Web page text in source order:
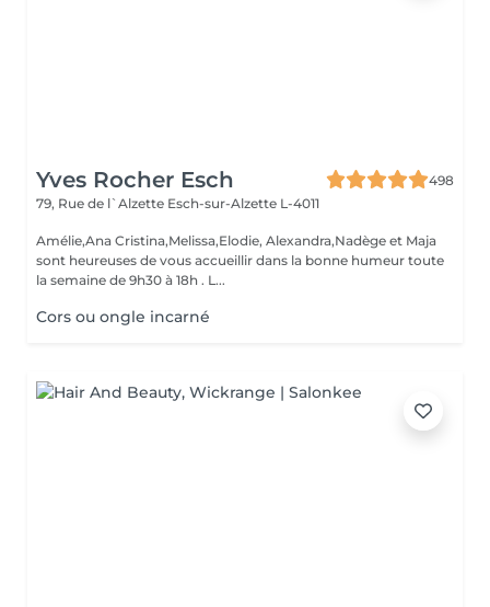
Yves Rocher Esch
498
79, Rue de l`Alzette Esch-sur-Alzette L-4011
Amélie,Ana Cristina,Melissa,Elodie, Alexandra,Nadège et Maja
sont heureuses de vous accueillir dans la bonne humeur toute
la semaine de 9h30 à 18h . L...
Cors ou ongle incarné